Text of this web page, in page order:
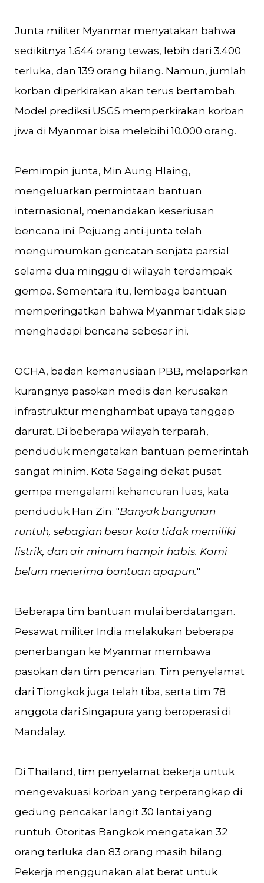
Junta militer Myanmar menyatakan bahwa
sedikitnya 1.644 orang tewas, lebih dari 3.400
terluka, dan 139 orang hilang. Namun, jumlah
korban diperkirakan akan terus bertambah.
Model prediksi USGS memperkirakan korban
jiwa di Myanmar bisa melebihi 10.000 orang.
Pemimpin junta, Min Aung Hlaing,
mengeluarkan permintaan bantuan
internasional, menandakan keseriusan
bencana ini. Pejuang anti-junta telah
mengumumkan gencatan senjata parsial
selama dua minggu di wilayah terdampak
gempa. Sementara itu, lembaga bantuan
memperingatkan bahwa Myanmar tidak siap
menghadapi bencana sebesar ini.
OCHA, badan kemanusiaan PBB, melaporkan
kurangnya pasokan medis dan kerusakan
infrastruktur menghambat upaya tanggap
darurat. Di beberapa wilayah terparah,
penduduk mengatakan bantuan pemerintah
sangat minim. Kota Sagaing dekat pusat
gempa mengalami kehancuran luas, kata
penduduk Han Zin: "Banyak bangunan
runtuh, sebagian besar kota tidak memiliki
listrik, dan air minum hampir habis. Kami
belum menerima bantuan apapun."
Beberapa tim bantuan mulai berdatangan.
Pesawat militer India melakukan beberapa
penerbangan ke Myanmar membawa
pasokan dan tim pencarian. Tim penyelamat
dari Tiongkok juga telah tiba, serta tim 78
anggota dari Singapura yang beroperasi di
Mandalay.
Di Thailand, tim penyelamat bekerja untuk
mengevakuasi korban yang terperangkap di
gedung pencakar langit 30 lantai yang
runtuh. Otoritas Bangkok mengatakan 32
orang terluka dan 83 orang masih hilang.
Pekerja menggunakan alat berat untuk